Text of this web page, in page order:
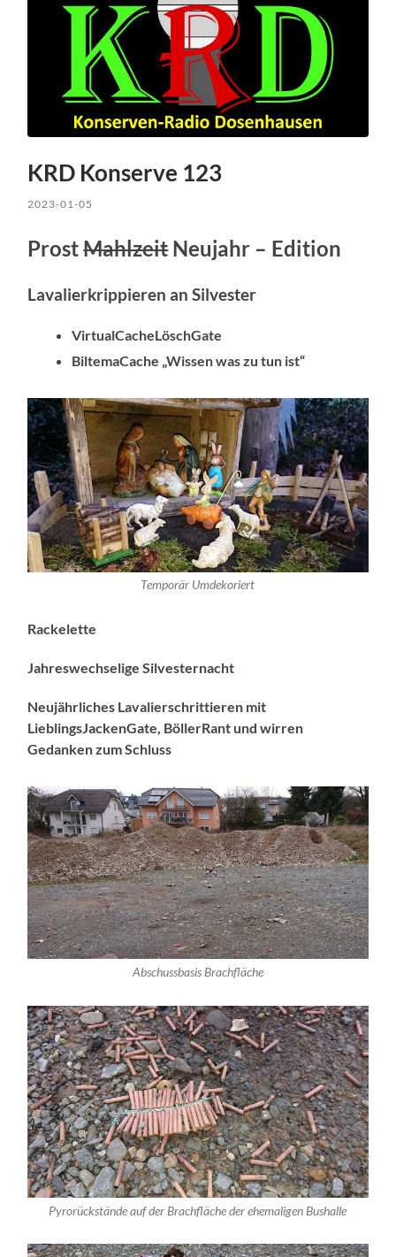
KRD Konserve 123
2023-01-05
ProstMahlzeitNeujahr – Edition
Lavalierkrippieren an Silvester
VirtualCacheLöschGate
BiltemaCache „Wissen was zu tun ist“
Temporär Umdekoriert
Rackelette
Jahreswechselige Silvesternacht
Neujährliches Lavalierschrittieren mit
LieblingsJackenGate, BöllerRant und wirren
Gedanken zum Schluss
Abschussbasis Brachfläche
Pyrorückstände auf der Brachfläche der ehemaligen Bushalle